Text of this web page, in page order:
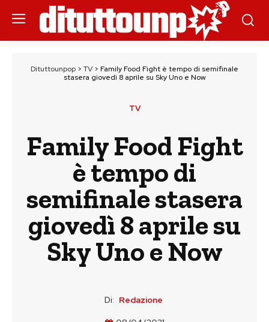
Dituttounpop > TV > Family Food Fight è tempo di semifinale
stasera giovedì 8 aprile su Sky Uno e Now
TV
Family Food Fight
è tempo di
semifinale stasera
giovedì 8 aprile su
Sky Uno e Now
Di: Redazione